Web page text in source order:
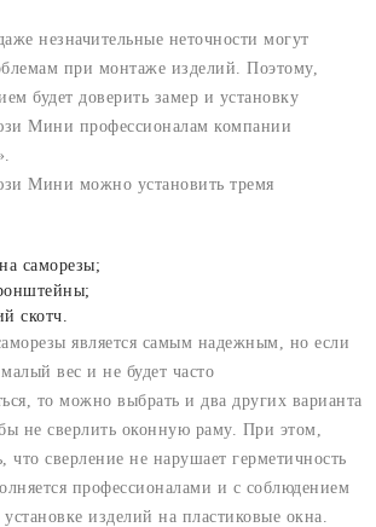
незначительные неточности могут
при монтаже изделий. Поэтому,
будет доверить замер и установку
Мини профессионалам компании
Мини можно установить тремя
саморезы;
скотч.
является самым надежным, но если
вес и не будет часто
то можно выбрать и два других варианта
не сверлить оконную раму. При этом,
что сверление не нарушает герметичность
профессионалами и с соблюдением
изделий на пластиковые окна.